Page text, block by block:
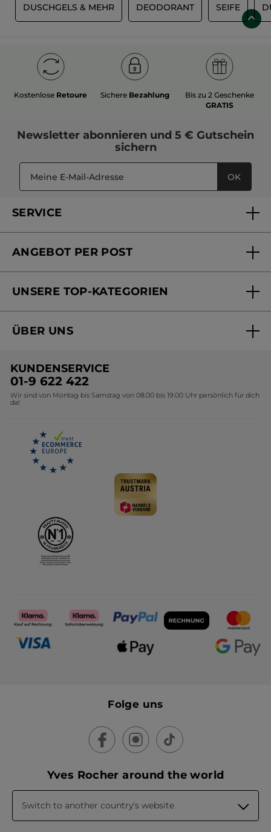
DUSCHGELS & MEHR DEODORANT SEIFE
Kostenlose Retoure Sichere Bezahlung
Bis zu 2 Geschenke
GRATIS
Newsletter abonnieren und 5 € Gutschein
sichern
OK
SERVICE
Mein Konto
Online Preisliste
ANGEBOT PER POST
Versandhandel Preisliste
UNSERE TOP-KATEGORIEN
Black Friday Yves Rocher
Geschenkideen Yves Rocher
Kollektion Monoi Yves Rocher
ÜBER UNS
Umweltstiftung YR
Affiliate Programm
KUNDENSERVICE
01-9 622 422
Wir sind von Montag bis Samstag von 08.00 bis 19.00 Uhr persönlich für dich
da!
Folge uns
Yves Rocher around the world
Switch to another country's website